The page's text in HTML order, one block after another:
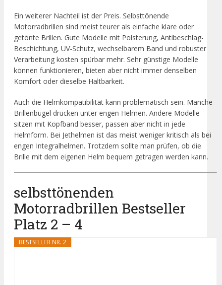
Ein weiterer Nachteil ist der Preis. Selbsttönende
Motorradbrillen sind meist teurer als einfache klare oder
getönte Brillen. Gute Modelle mit Polsterung, Antibeschlag-
Beschichtung, UV-Schutz, wechselbarem Band und robuster
Verarbeitung kosten spürbar mehr. Sehr günstige Modelle
können funktionieren, bieten aber nicht immer denselben
Komfort oder dieselbe Haltbarkeit.
Auch die Helmkompatibilität kann problematisch sein. Manche
Brillenbügel drücken unter engen Helmen. Andere Modelle
sitzen mit Kopfband besser, passen aber nicht in jede
Helmform. Bei Jethelmen ist das meist weniger kritisch als bei
engen Integralhelmen. Trotzdem sollte man prüfen, ob die
Brille mit dem eigenen Helm bequem getragen werden kann.
selbsttönenden
Motorradbrillen Bestseller
Platz 2 – 4
BESTSELLER NR. 2